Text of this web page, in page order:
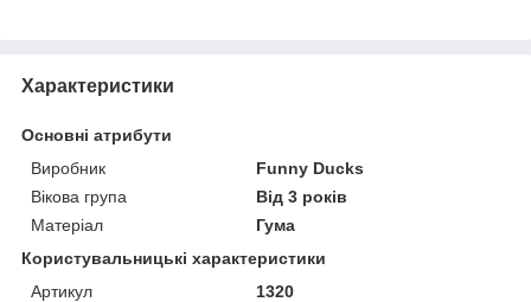
Характеристики
Основні атрибути
Виробник
Funny Ducks
Вікова група
Від 3 років
Матеріал
Гума
Користувальницькі характеристики
Артикул
1320